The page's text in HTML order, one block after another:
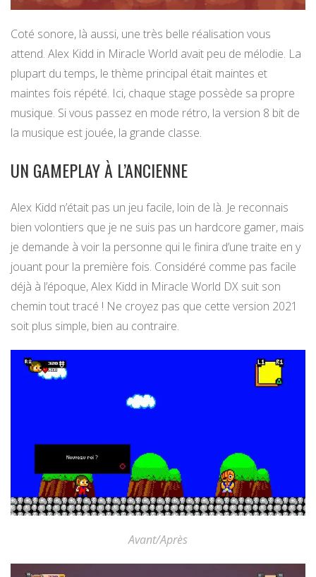
Coté sonore, là aussi, une très belle réalisation vous
attend. Alex Kidd in Miracle World avait peu de mélodie. La
plupart du temps, le thème principal était maintes et
maintes fois répété. Ici, chaque stage possède sa propre
musique. Si vous passez en mode rétro, la version 8 bit de
la musique est jouée, la grande classe.
UN GAMEPLAY À L’ANCIENNE
Alex Kidd n’était pas un jeu facile, loin de là. Je reconnais
bien volontiers que je ne suis pas un hardcore gamer, mais
je demande à voir la personne qui le finira d’une traite en y
jouant pour la première fois. Considéré comme pas facile
déjà à l’époque, Alex Kidd in Miracle World DX suit son
chemin tout tracé ! Ne croyez pas que cette version 2021
soit plus simple, bien au contraire.
Avant/Après